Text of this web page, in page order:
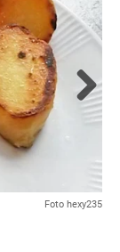
Foto hexy235
Next